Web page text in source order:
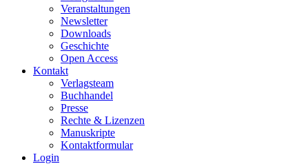
Veranstaltungen
Newsletter
Downloads
Geschichte
Open Access
Kontakt
Verlagsteam
Buchhandel
Presse
Rechte & Lizenzen
Manuskripte
Kontaktformular
Login